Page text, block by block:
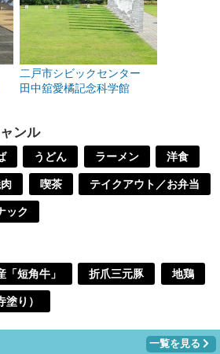
二戸市シビックセンター
田中舘愛橘記念科学館
ンル
うどん ラーメン 洋食
喫茶 テイクアウト／お弁当
ック
「短角牛」 折爪三元豚 地鶏
り）
一覧を見る